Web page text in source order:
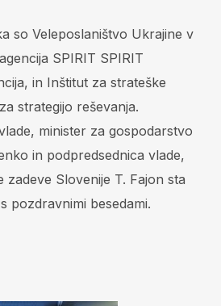
so Veleposlaništvo Ukrajine v
SPIRIT SPIRIT
in Inštitut za strateške
strategijo reševanja.
minister za gospodarstvo
in podpredsednica vlade,
zadeve Slovenije T. Fajon sta
pozdravnimi besedami.